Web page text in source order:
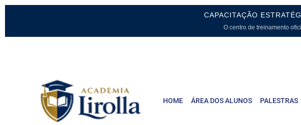
CAPACITAÇÃO
O centro de treinamento
HOME ÁREA DOS ALUNOS PALESTRAS